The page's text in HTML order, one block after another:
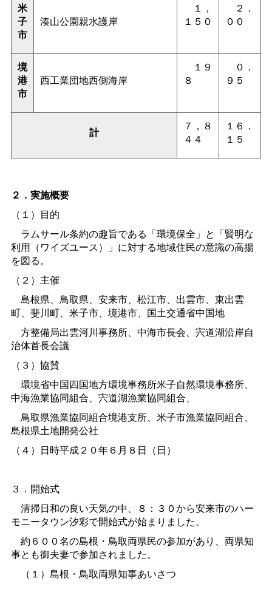
米
子
市
湊山公園親水護岸
１，
１５０
２．
００
境
港
市
西工業団地西側海岸
１９
８
０．
９５
計
７，８
４４
１６．
１５
２．実施概要
（１）目的
ラムサール条約の趣旨である「環境保全」と「賢明な
利用（ワイズユース）」に対する地域住民の意識の高揚
を図る。
（２）主催
島根県、鳥取県、安来市、松江市、出雲市、東出雲
町、斐川町、米子市、境港市、国土交通省中国地
方整備局出雲河川事務所、中海市長会、宍道湖沿岸自
治体首長会議
（３）協賛
環境省中国四国地方環境事務所米子自然環境事務所、
中海漁業協同組合、宍道湖漁業協同組合、
鳥取県漁業協同組合境港支所、米子市漁業協同組合、
島根県土地開発公社
（４）日時平成２０年６月８日（日）
３．開始式
清掃日和の良い天気の中、８：３０から安来市のハー
モニータウン汐彩で開始式が始まりました。
約６００名の島根・鳥取両県民の参加があり、両県知
事とも御夫妻で参加されました。
（１）島根・鳥取両県知事あいさつ